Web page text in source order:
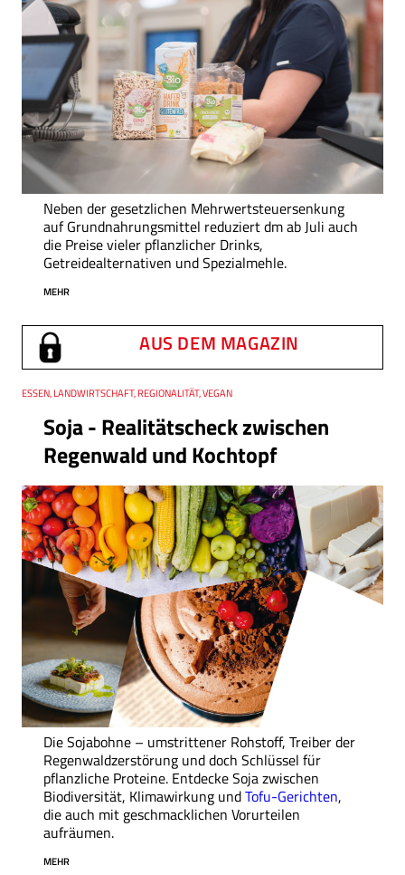
Neben der gesetzlichen Mehrwertsteuersenkung
auf Grundnahrungsmittel reduziert dm ab Juli auch
die Preise vieler pflanzlicher Drinks,
Getreidealternativen und Spezialmehle.
MEHR
AUS DEM MAGAZIN
Soja - Realitätscheck zwischen
Regenwald und Kochtopf
Thema
ESSEN, LANDWIRTSCHAFT, REGIONALITÄT, VEGAN
Die Sojabohne – umstrittener Rohstoff, Treiber der
Regenwaldzerstörung und doch Schlüssel für
pflanzliche Proteine. Entdecke Soja zwischen
Biodiversität, Klimawirkung undTofu-Gerichten,
die auch mit geschmacklichen Vorurteilen
aufräumen.
MEHR